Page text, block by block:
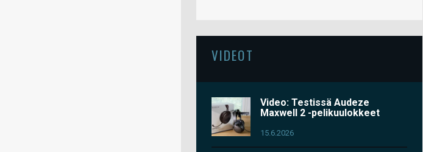
VIDEOT
Video: Testissä Audeze
Maxwell 2 -pelikuulokkeet
15.6.2026